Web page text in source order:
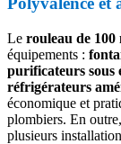
Le rouleau de 100
équipements :
purificateurs sous
réfrigérateurs
économique et
plombiers. En
plusieurs